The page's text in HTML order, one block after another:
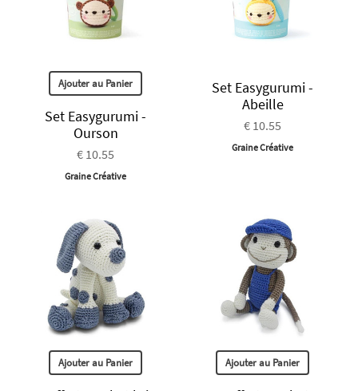
Ajouter au Panier
Set Easygurumi -
Ourson
€ 10.55
Graine Créative
Set Easygurumi -
Abeille
€ 10.55
Graine Créative
Ajouter au Panier Ajouter au Panier